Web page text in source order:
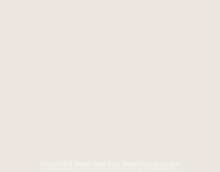
Copyright Peter van Son Interieurobjecten